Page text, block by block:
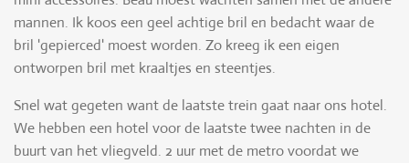
mannen. Ik koos een geel achtige bril en bedacht waar de
bril 'gepierced' moest worden. Zo kreeg ik een eigen
ontworpen bril met kraaltjes en steentjes.
Snel wat gegeten want de laatste trein gaat naar ons hotel.
We hebben een hotel voor de laatste twee nachten in de
buurt van het vliegveld. 2 uur met de metro voordat we